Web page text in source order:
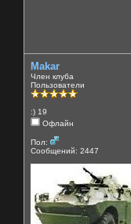
Makar
Член клуба
Пользователи
:) 19
Офлайн
Пол:
Сообщений: 2447